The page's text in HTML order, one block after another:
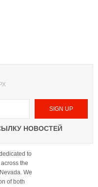
НОВОСТЕЙ
to
the
We
of both